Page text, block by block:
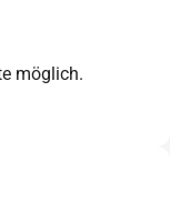
möglich.